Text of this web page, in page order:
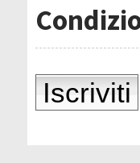
Iscriviti